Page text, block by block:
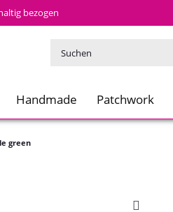
bezogen
Handmade Patchwork
green